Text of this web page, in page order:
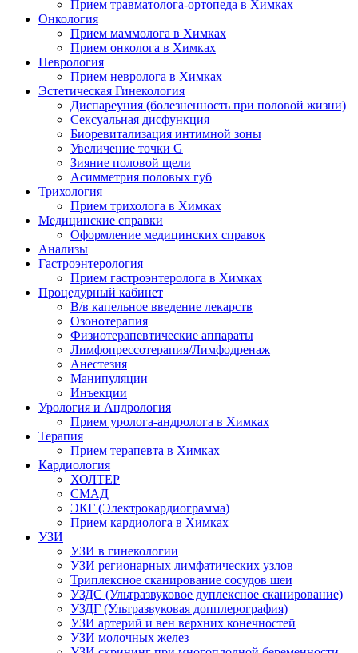
Прием травматолога-ортопеда в Химках
Онкология
Прием маммолога в Химках
Прием онколога в Химках
Неврология
Прием невролога в Химках
Эстетическая Гинекология
Диспареуния (болезненность при половой жизни)
Сексуальная дисфункция
Биоревитализация интимной зоны
Увеличение точки G
Зияние половой щели
Асимметрия половых губ
Трихология
Прием трихолога в Химках
Медицинские справки
Оформление медицинских справок
Анализы
Гастроэнтерология
Прием гастроэнтеролога в Химках
Процедурный кабинет
В/в капельное введение лекарств
Озонотерапия
Физиотерапевтические аппараты
Лимфопрессотерапия/Лимфодренаж
Анестезия
Манипуляции
Инъекции
Урология и Андрология
Прием уролога-андролога в Химках
Терапия
Прием терапевта в Химках
Кардиология
ХОЛТЕР
СМАД
ЭКГ (Электрокардиограмма)
Прием кардиолога в Химках
УЗИ
УЗИ в гинекологии
УЗИ регионарных лимфатических узлов
Триплексное сканирование сосудов шеи
УЗДС (Ультразвуковое дуплексное сканирование)
УЗДГ (Ультразвуковая допплерография)
УЗИ артерий и вен верхних конечностей
УЗИ молочных желез